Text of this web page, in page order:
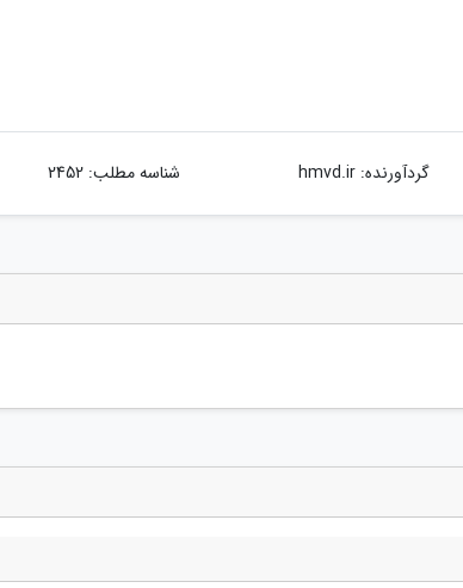
گردآورنده:hmvd.ir شناسه مطلب: 2452